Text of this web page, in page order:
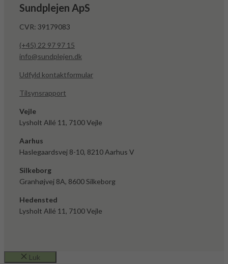
Sundplejen ApS
CVR: 39179083
(+45) 22 97 97 15
info@sundplejen.dk
Udfyld kontaktformular
Tilsynsrapport
Vejle
Lysholt Allé 11, 7100 Vejle
Aarhus
Haslegaardsvej 8-10, 8210 Aarhus V
Silkeborg
Granhøjvej 8A, 8600 Silkeborg
Hedensted
Lysholt Allé 11, 7100 Vejle
Luk